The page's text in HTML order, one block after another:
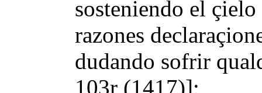
sosteniendo el
razones
dudando sofrir
103r (1417)];